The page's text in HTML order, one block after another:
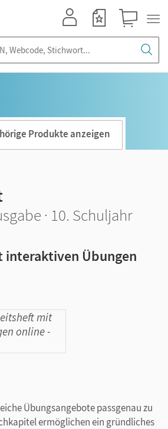
Produkte anzeigen
· 10. Schuljahr
Übungen
Übungsangebote passgenau zu
ermöglichen ein gründliches